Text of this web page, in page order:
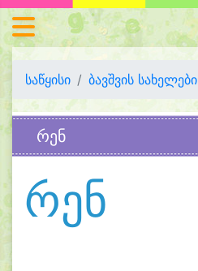
საწყისი ბავშვის სახელები
რენ
რენ